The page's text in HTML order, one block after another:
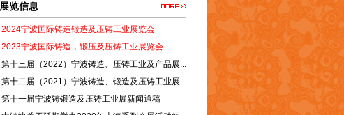
展览信息
2024宁波国际铸造锻造及压铸工业展览会
2023宁波国际铸造，锻压及压铸工业展览会
第十三届（2022）宁波铸造、压铸工业及产品展...
第十二届（2021）宁波铸造、锻造及压铸工业展...
第十一届宁波铸锻造及压铸工业展新闻通稿